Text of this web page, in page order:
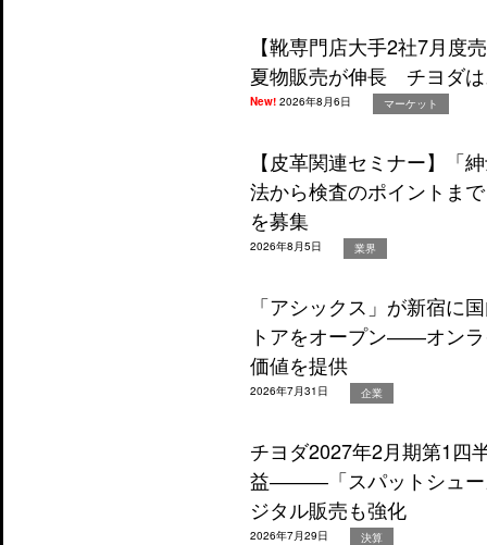
【靴専門店大手2社7月度
夏物販売が伸長 チヨダ
New!2026年8月6日 マーケット
【皮革関連セミナー】「
法から検査のポイントま
を募集
2026年8月5日 業界
「アシックス」が新宿に
トアをオープン――オン
価値を提供
2026年7月31日 企業
チヨダ2027年2月期第1四
益―――「スパットシュー
ジタル販売も強化
2026年7月29日 決算